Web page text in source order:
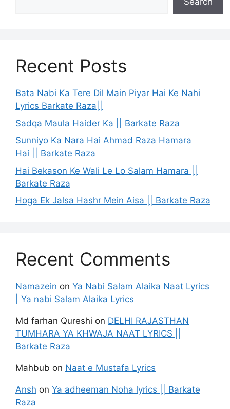
Recent Posts
Bata Nabi Ka Tere Dil Main Piyar Hai Ke Nahi
Lyrics Barkate Raza||
Sadqa Maula Haider Ka || Barkate Raza
Sunniyo Ka Nara Hai Ahmad Raza Hamara
Hai || Barkate Raza
Hai Bekason Ke Wali Le Lo Salam Hamara ||
Barkate Raza
Hoga Ek Jalsa Hashr Mein Aisa || Barkate Raza
Recent Comments
Namazein on Ya Nabi Salam Alaika Naat Lyrics
| Ya nabi Salam Alaika Lyrics
Md farhan Qureshi on DELHI RAJASTHAN
TUMHARA YA KHWAJA NAAT LYRICS ||
Barkate Raza
Mahbub on Naat e Mustafa Lyrics
Ansh on Ya adheeman Noha lyrics || Barkate
Raza